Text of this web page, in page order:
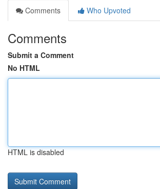
Comments
Who Upvoted
Comments
Submit a Comment
No HTML
HTML is disabled